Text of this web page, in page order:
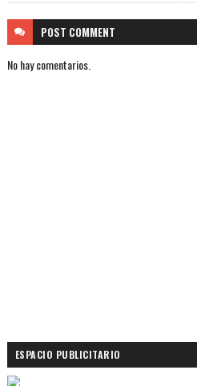
POST COMMENT
No hay comentarios.
ESPACIO PUBLICITARIO